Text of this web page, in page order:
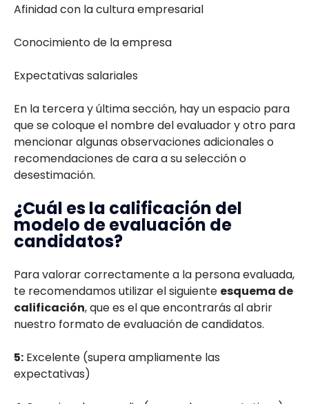
Afinidad con la cultura empresarial
Conocimiento de la empresa
Expectativas salariales
En la tercera y última sección, hay un espacio para
que se coloque el nombre del evaluador y otro para
mencionar algunas observaciones adicionales o
recomendaciones de cara a su selección o
desestimación.
¿Cuál es la calificación del
modelo de evaluación de
candidatos?
Para valorar correctamente a la persona evaluada,
te recomendamos utilizar el siguiente esquema de
calificación, que es el que encontrarás al abrir
nuestro formato de evaluación de candidatos.
5: Excelente (supera ampliamente las
expectativas)